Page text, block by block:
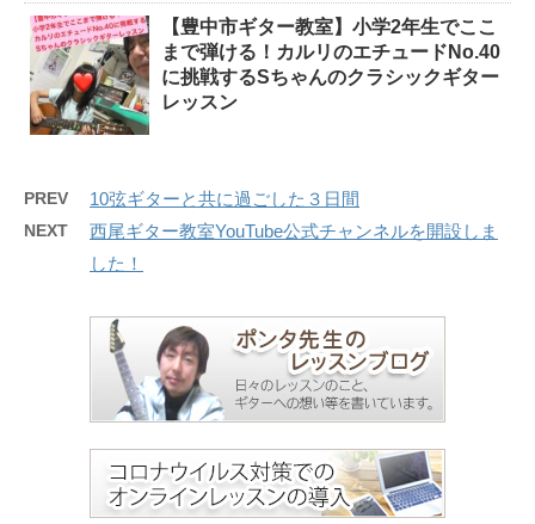
【豊中市ギター教室】小学2年生でここ
まで弾ける！カルリのエチュードNo.40
に挑戦するSちゃんのクラシックギター
レッスン
PREV 10弦ギターと共に過ごした３日間
NEXT
西尾ギター教室YouTube公式チャンネルを開設しま
した！